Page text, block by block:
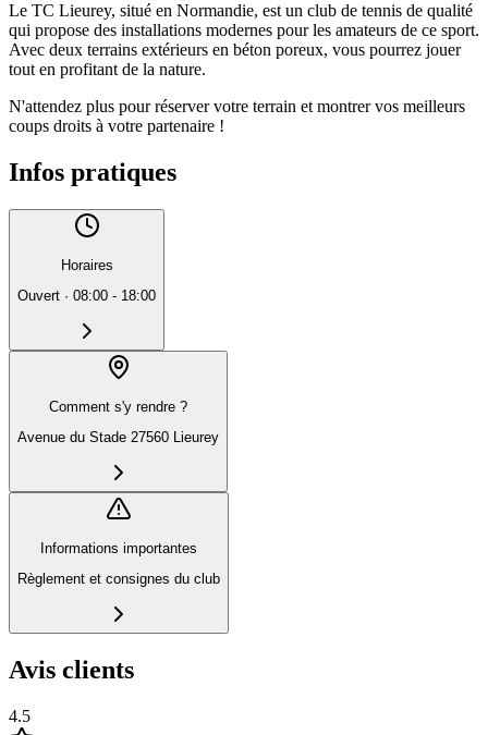
Le TC Lieurey, situé en Normandie, est un club de tennis de qualité
qui propose des installations modernes pour les amateurs de ce sport.
Avec deux terrains extérieurs en béton poreux, vous pourrez jouer
tout en profitant de la nature.
N'attendez plus pour réserver votre terrain et montrer vos meilleurs
coups droits à votre partenaire !
Infos pratiques
Horaires
Ouvert · 08:00 - 18:00
Comment s'y rendre ?
Avenue du Stade 27560 Lieurey
Informations importantes
Règlement et consignes du club
Avis clients
4.5